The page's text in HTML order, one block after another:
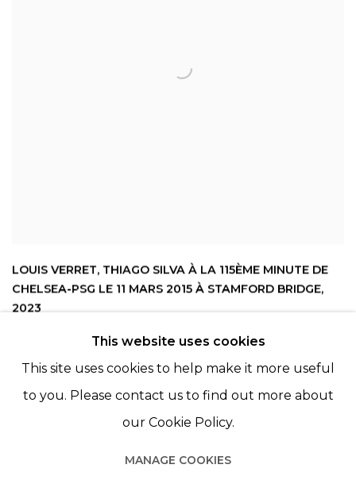
LOUIS VERRET, THIAGO SILVA À LA 115ÈME MINUTE DE
CHELSEA-PSG LE 11 MARS 2015 À STAMFORD BRIDGE,
2023
This website uses cookies
This site uses cookies to help make it more useful
to you. Please contact us to find out more about
our Cookie Policy.
MANAGE COOKIES